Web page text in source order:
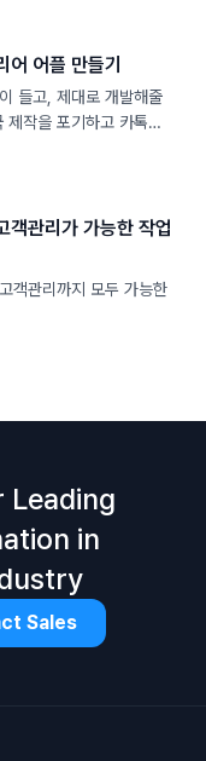
어플 만들기
들고, 제대로 개발해줄
작을 포기하고 카톡으
객관리가 가능한 작업
객관리까지 모두 가능한
Leading
in
Sales